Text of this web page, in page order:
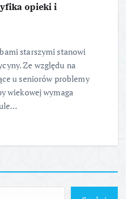
opieki i
starszymi stanowi
Ze względu na
u seniorów problemy
wiekowej wymaga